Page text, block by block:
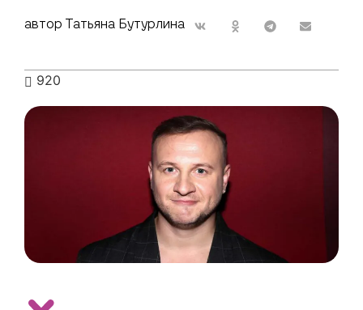
автор Татьяна Бутурлина
920